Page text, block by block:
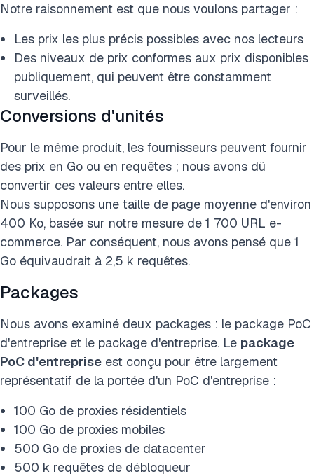
Notre raisonnement est que nous voulons partager :
Les prix les plus précis possibles avec nos lecteurs
Des niveaux de prix conformes aux prix disponibles
publiquement, qui peuvent être constamment
surveillés.
Conversions d'unités
Pour le même produit, les fournisseurs peuvent fournir
des prix en Go ou en requêtes ; nous avons dû
convertir ces valeurs entre elles.
Nous supposons une taille de page moyenne d'environ
400 Ko, basée sur notre mesure de 1 700 URL e-
commerce. Par conséquent, nous avons pensé que 1
Go équivaudrait à 2,5 k requêtes.
Packages
Nous avons examiné deux packages : le package PoC
d'entreprise et le package d'entreprise. Le package
PoC d'entreprise est conçu pour être largement
représentatif de la portée d'un PoC d'entreprise :
100 Go de proxies résidentiels
100 Go de proxies mobiles
500 Go de proxies de datacenter
500 k requêtes de débloqueur